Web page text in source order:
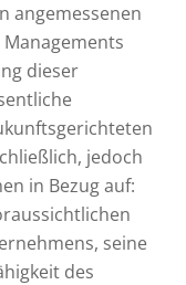
angemessenen
dieser
jedoch
in Bezug auf:
seine
des